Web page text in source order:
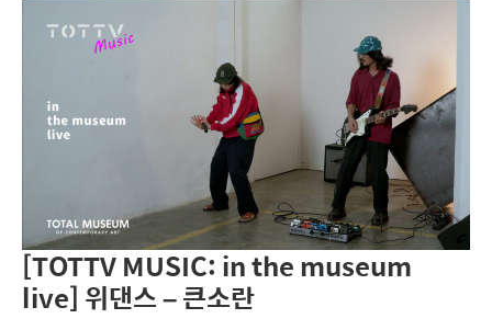
[TOTTV MUSIC: in the museum
live] 위댄스 – 큰소란